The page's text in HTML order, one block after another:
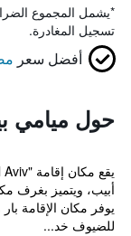
*يشمل المجموع
تسجيل المغادرة.
أفضل سعر
حول ميامي
أبيب، ويتميز بغرف
يوفر مكان الإقامة
للضيوف خد...